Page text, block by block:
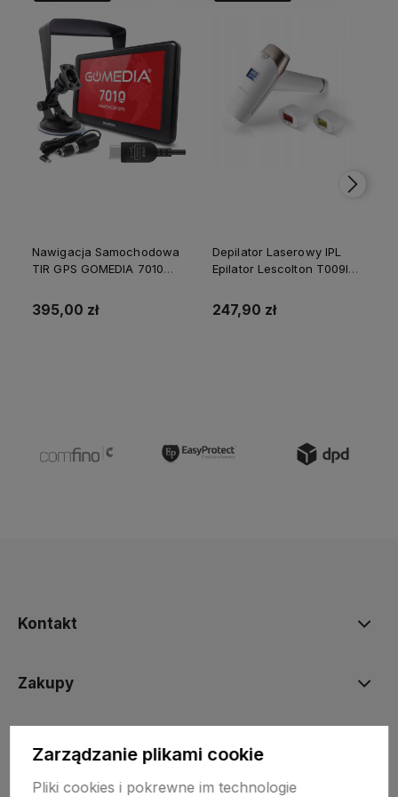
Nawigacja Samochodowa
TIR GPS GOMEDIA 7010
512 GB RAM
395,00 zł
Depilator Laserowy IPL
Epilator Lescolton T009I
Lampy
247,90 zł
Kontakt
Zakupy
Informacje prawne
Zarządzanie plikami cookie
Pliki cookies i pokrewne im technologie